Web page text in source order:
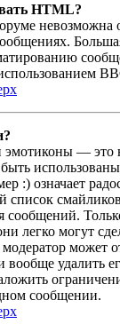
HTML?
невозможна
— это
:) означает
список
сообщений.
легко могут
может
вообще удалить
сообщении.